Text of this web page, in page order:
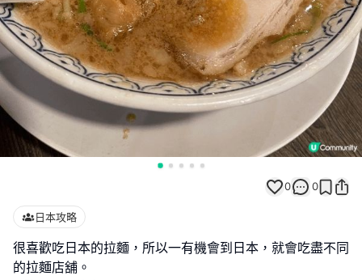
0 0
日本攻略
很喜歡吃日本的拉麵，所以一有機會到日本，就會吃盡不同